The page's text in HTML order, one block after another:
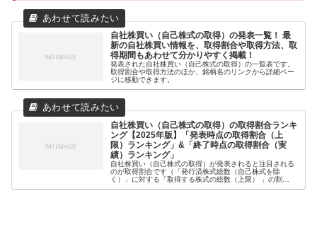
自社株買い（自己株式の取得）の発表一覧！ 最
新の自社株買い情報を、取得割合や取得方法、取
得期間もあわせて分かりやすく掲載！
発表された自社株買い（自己株式の取得）の一覧表です。
取得割合や取得方法のほか、銘柄名のリンクから詳細ペー
ジに移動できます。
自社株買い（自己株式の取得）の取得割合ランキ
ング【2025年版】「発表時点の取得割合（上
限）ランキング」&「終了時点の取得割合（実
績）ランキング」
自社株買い（自己株式の取得）が発表されると注目される
のが取得割合です（「発行済株式総数（自己株式を除
く）」に対する「取得する株式の総数（上限） 」の割